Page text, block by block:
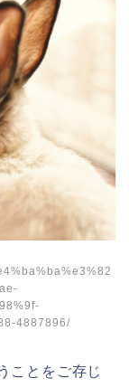
4887896/
ことをご存じ